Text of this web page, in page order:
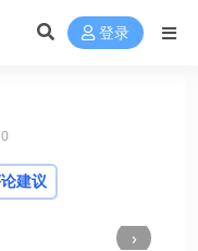
登录
0
建议
›